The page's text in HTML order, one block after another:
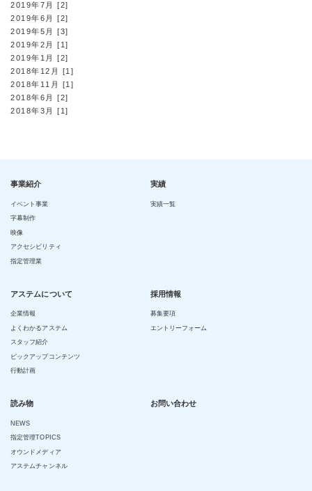
2019年7月 [2]
2019年6月 [2]
2019年5月 [3]
2019年2月 [1]
2019年1月 [2]
2018年12月 [1]
2018年11月 [1]
2018年6月 [2]
2018年3月 [1]
事業紹介
イベント事業
字幕制作
映像
アクセシビリティ
指定管理業
実績
実績一覧
アステムについて
企業情報
よくわかるアステム
スタッフ紹介
ピックアップコンテンツ
行動計画
採用情報
募集要項
エントリーフォーム
読み物
NEWS
指定管理TOPICS
オウンドメディア
アステムチャンネル
お問い合わせ